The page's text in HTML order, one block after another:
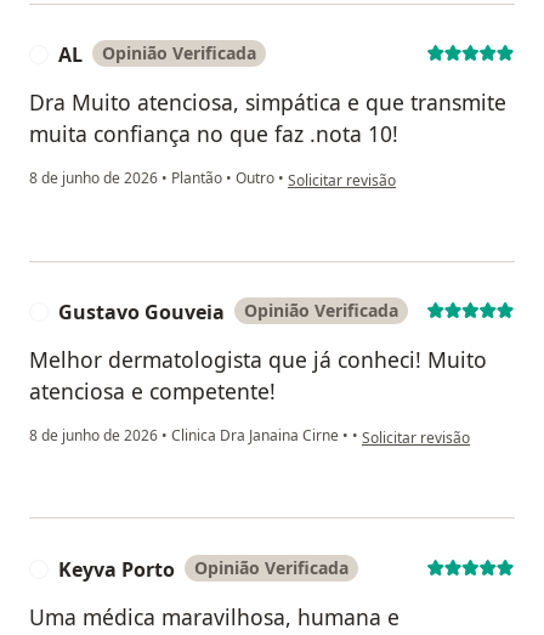
AL Opinião Verificada
Dra Muito atenciosa, simpática e que transmite
muita confiança no que faz .nota 10!
8 de junho de 2026 • Plantão • Outro • na opinião do utilizador AL
Solicitar revisão
Gustavo Gouveia Opinião Verificada
Melhor dermatologista que já conheci! Muito
atenciosa e competente!
8 de junho de 2026 • Clinica Dra Janaina Cirne • • na opinião do utilizador
Solicitar revisão
Keyva Porto Opinião Verificada
Uma médica maravilhosa, humana e